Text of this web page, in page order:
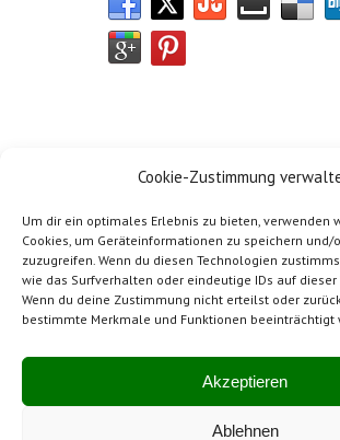
Cookie-Zustimmung
Um dir ein optimales Erlebnis zu bieten, verwenden
Cookies, um Geräteinformationen zu speichern und/
zuzugreifen. Wenn du diesen Technologien
wie das Surfverhalten oder eindeutige IDs auf dieser
Wenn du deine Zustimmung nicht erteilst oder
bestimmte Merkmale und Funktionen beeinträchtigt
Akzeptieren
Ablehnen
Mitglied von SwissBeton